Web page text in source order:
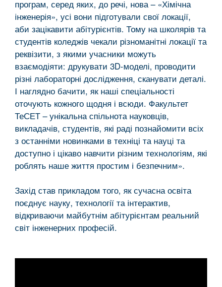
програм, серед яких, до речі, нова – «Хімічна
інженерія», усі вони підготували свої локації,
аби зацікавити абітурієнтів. Тому на школярів та
студентів коледжів чекали різноманітні локації та
реквізити, з якими учасники можуть
взаємодіяти: друкувати 3D-моделі, проводити
різні лабораторні дослідження, сканувати деталі.
І наглядно бачити, як наші спеціальності
оточують кожного щодня і всюди. Факультет
ТеСЕТ – унікальна спільнота науковців,
викладачів, студентів, які раді познайомити всіх
з останніми новинками в техніці та науці та
доступно і цікаво навчити різним технологіям, які
роблять наше життя простим і безпечним».
Захід став прикладом того, як сучасна освіта
поєднує науку, технології та інтерактив,
відкриваючи майбутнім абітурієнтам реальний
світ інженерних професій.